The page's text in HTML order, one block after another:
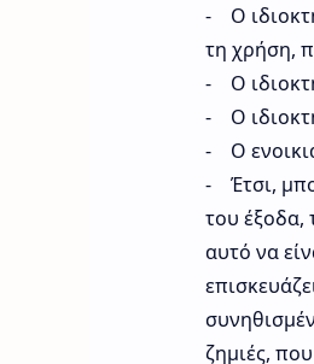
- Ο
τη χρήση,
- Ο
- Ο
- Ο
- Έτσι,
του έξοδα,
αυτό να
ζημιές,